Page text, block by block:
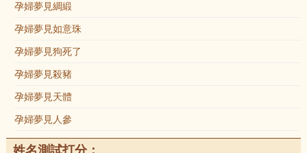
孕婦夢見綢緞
孕婦夢見如意珠
孕婦夢見狗死了
孕婦夢見殺豬
孕婦夢見天體
孕婦夢見人參
姓名測試打分：